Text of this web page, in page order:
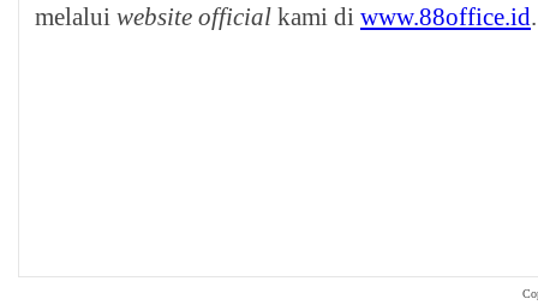
melalui website official kami di www.88office.id.